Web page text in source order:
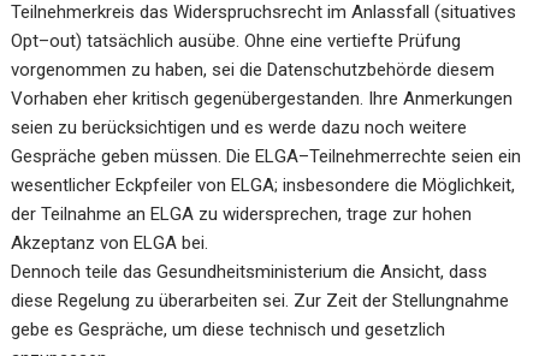
Teilnehmerkreis das Widerspruchsrecht im Anlassfall (situatives
Opt–out) tatsächlich ausübe. Ohne eine vertiefte Prüfung
vorgenommen zu haben, sei die Datenschutzbehörde diesem
Vorhaben eher kritisch gegenübergestanden. Ihre Anmerkungen
seien zu berücksichtigen und es werde dazu noch weitere
Gespräche geben müssen. Die ELGA–Teilnehmerrechte seien ein
wesentlicher Eckpfeiler von ELGA; insbesondere die Möglichkeit,
der Teilnahme an ELGA zu widersprechen, trage zur hohen
Akzeptanz von ELGA bei.
Dennoch teile das Gesundheitsministerium die Ansicht, dass
diese Regelung zu überarbeiten sei. Zur Zeit der Stellungnahme
gebe es Gespräche, um diese technisch und gesetzlich